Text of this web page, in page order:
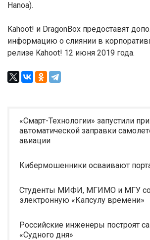
Hanoa).
Kahoot! и DragonBox предоставят
информацию о слиянии в
релизе Kahoot! 12 июня 2019 года.
«Смарт-Технологии» запустили
автоматической заправки
авиации
Кибермошенники осваивают
Студенты МИФИ, МГИМО и МГУ
электронную «Капсулу времени»
Российские инженеры построят
«Судного дня»